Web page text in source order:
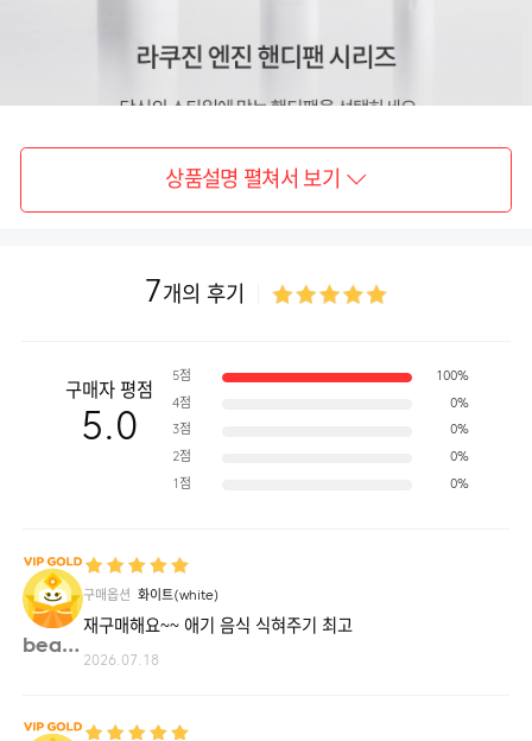
상품설명 펼쳐서 보기
7 개의 후기
구매자 평점
5.0
5점 100%
4점 0%
3점 0%
2점 0%
1점 0%
beaut**
구매옵션 화이트(white)
재구매해요~~ 애기 음식 식혀주기 최고
2026.07.18